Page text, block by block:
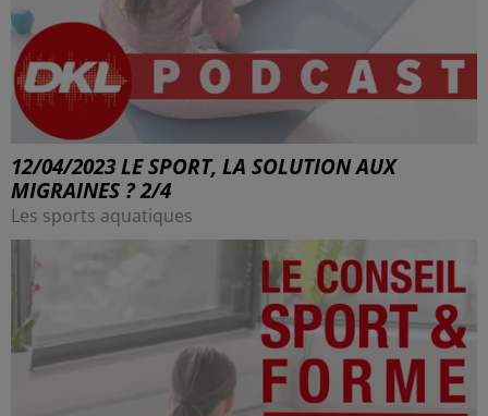
12/04/2023 LE SPORT, LA SOLUTION AUX
MIGRAINES ? 2/4
Les sports aquatiques